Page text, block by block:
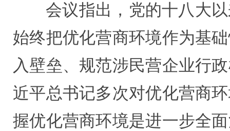
会议指出，党的十八大
始终把优化营商环境作为基
入壁垒、规范涉民营企业行
近平总书记多次对优化营商
握优化营商环境是进一步全